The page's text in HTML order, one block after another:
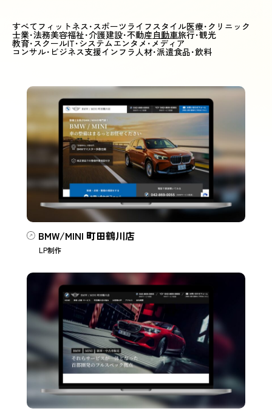
すべて フィットネス･スポーツ ライフスタイル医療･クリニック
士業･法務美容福祉･介護建設･不動産自動車旅行･観光
教育･スクールIT･システムエンタメ･メディア
コンサル･ビジネス支援インフラ人材･派遣食品･飲料
BMW/MINI 町田鶴川店
LP制作